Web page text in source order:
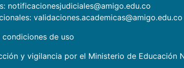
notificacionesjudiciales@amigo.edu.co
validaciones.academicas@amigo.edu.co
condiciones de uso
y vigilancia por el Ministerio de Educación